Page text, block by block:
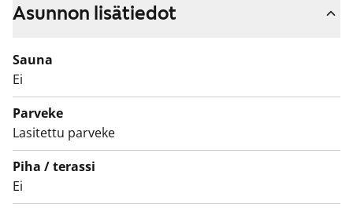
tammiparkettia. Kylpyhuoneessa on lattialämmitys,
klinkkerilaatoitus. Kiinteät kalusteet ovat sileäpintaiset
ja valkoiset.
Keittiön kalustevälissä on valkoinen kaakelointi ja
työtasot ovat valkoista taivereunaista laminaattia.
Vakiovarustukseen kuuluvat astianpesukone,
sähköliesi ja jää-pakastinkaappi.
Talo on savuton. Varaa esittelyaika ja tule katsomaan,
Asunnon lisätiedot
Sauna
Ei
Parveke
Lasitettu parveke
Piha / terassi
Ei